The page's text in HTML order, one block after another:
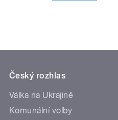
Český rozhlas
Válka na Ukrajině
Komunální volby